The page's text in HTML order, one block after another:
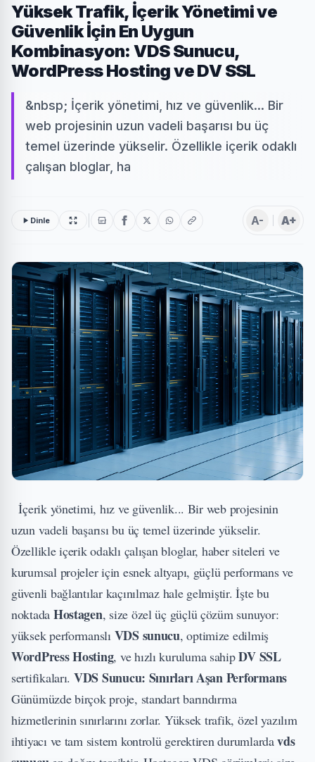
Yüksek Trafik, İçerik Yönetimi ve
Güvenlik İçin En Uygun
Kombinasyon: VDS Sunucu,
WordPress Hosting ve DV SSL
&nbsp; İçerik yönetimi, hız ve güvenlik... Bir
web projesinin uzun vadeli başarısı bu üç
temel üzerinde yükselir. Özellikle içerik odaklı
çalışan bloglar, ha
Dinle A- A+
İçerik yönetimi, hız ve güvenlik... Bir web projesinin
uzun vadeli başarısı bu üç temel üzerinde yükselir.
Özellikle içerik odaklı çalışan bloglar, haber siteleri ve
kurumsal projeler için esnek altyapı, güçlü performans ve
güvenli bağlantılar kaçınılmaz hale gelmiştir. İşte bu
noktada Hostagen, size özel üç güçlü çözüm sunuyor:
yüksek performanslı VDS sunucu, optimize edilmiş
WordPress Hosting, ve hızlı kuruluma sahipDV SSL
sertifikaları. VDS Sunucu: Sınırları Aşan Performans
Günümüzde birçok proje, standart barındırma
hizmetlerinin sınırlarını zorlar. Yüksek trafik, özel yazılım
ihtiyacı ve tam sistem kontrolü gerektiren durumlardavds